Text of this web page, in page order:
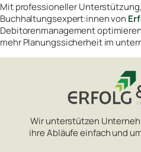
Mit professioneller
Buchhaltungsexpert:innen von
Debitorenmanagement
mehr Planungssicherheit im
Wir unterstützen
ihre Abläufe einfach und